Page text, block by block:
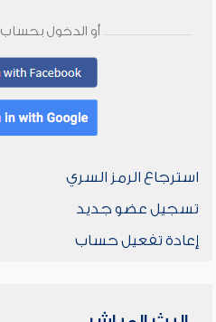
أو الدخول بحساب
استرجاع الرمز السري
تسجيل عضو جديد
إعادة تفعيل حساب